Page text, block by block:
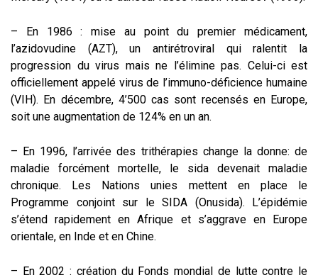
– En 1986 : mise au point du premier médicament,
l’azidovudine (AZT), un antirétroviral qui ralentit la
progression du virus mais ne l’élimine pas. Celui-ci est
officiellement appelé virus de l’immuno-déficience humaine
(VIH). En décembre, 4’500 cas sont recensés en Europe,
soit une augmentation de 124% en un an.
– En 1996, l’arrivée des trithérapies change la donne: de
maladie forcément mortelle, le sida devenait maladie
chronique. Les Nations unies mettent en place le
Programme conjoint sur le SIDA (Onusida). L’épidémie
s’étend rapidement en Afrique et s’aggrave en Europe
orientale, en Inde et en Chine.
– En 2002 : création du Fonds mondial de lutte contre le